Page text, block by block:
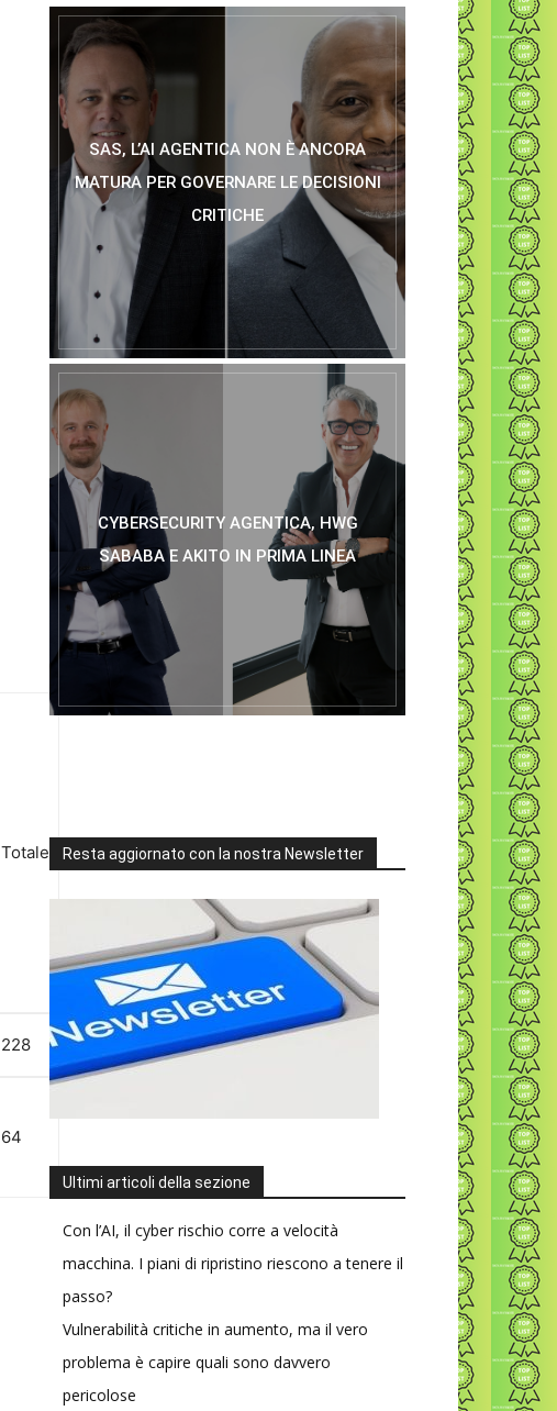
Totale
228
64
SAS, L’AI AGENTICA NON È ANCORA
MATURA PER GOVERNARE LE DECISIONI
CRITICHE
CYBERSECURITY AGENTICA, HWG
SABABA E AKITO IN PRIMA LINEA
Resta aggiornato con la nostra Newsletter
Ultimi articoli della sezione
Con l’AI, il cyber rischio corre a velocità
macchina. I piani di ripristino riescono a tenere il
passo?
Vulnerabilità critiche in aumento, ma il vero
problema è capire quali sono davvero
pericolose